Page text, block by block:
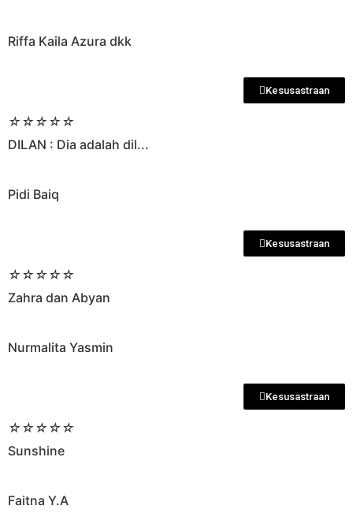
Riffa Kaila Azura dkk
Kesusastraan
☆☆☆☆☆
DILAN : Dia adalah dil...
Pidi Baiq
Kesusastraan
☆☆☆☆☆
Zahra dan Abyan
Nurmalita Yasmin
Kesusastraan
☆☆☆☆☆
Sunshine
Faitna Y.A